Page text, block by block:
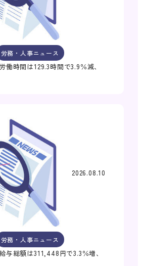
労務・人事ニュース
働時間は129.3時間で3.9％減、
2026.08.10
労務・人事ニュース
与総額は311,448円で3.3％増、